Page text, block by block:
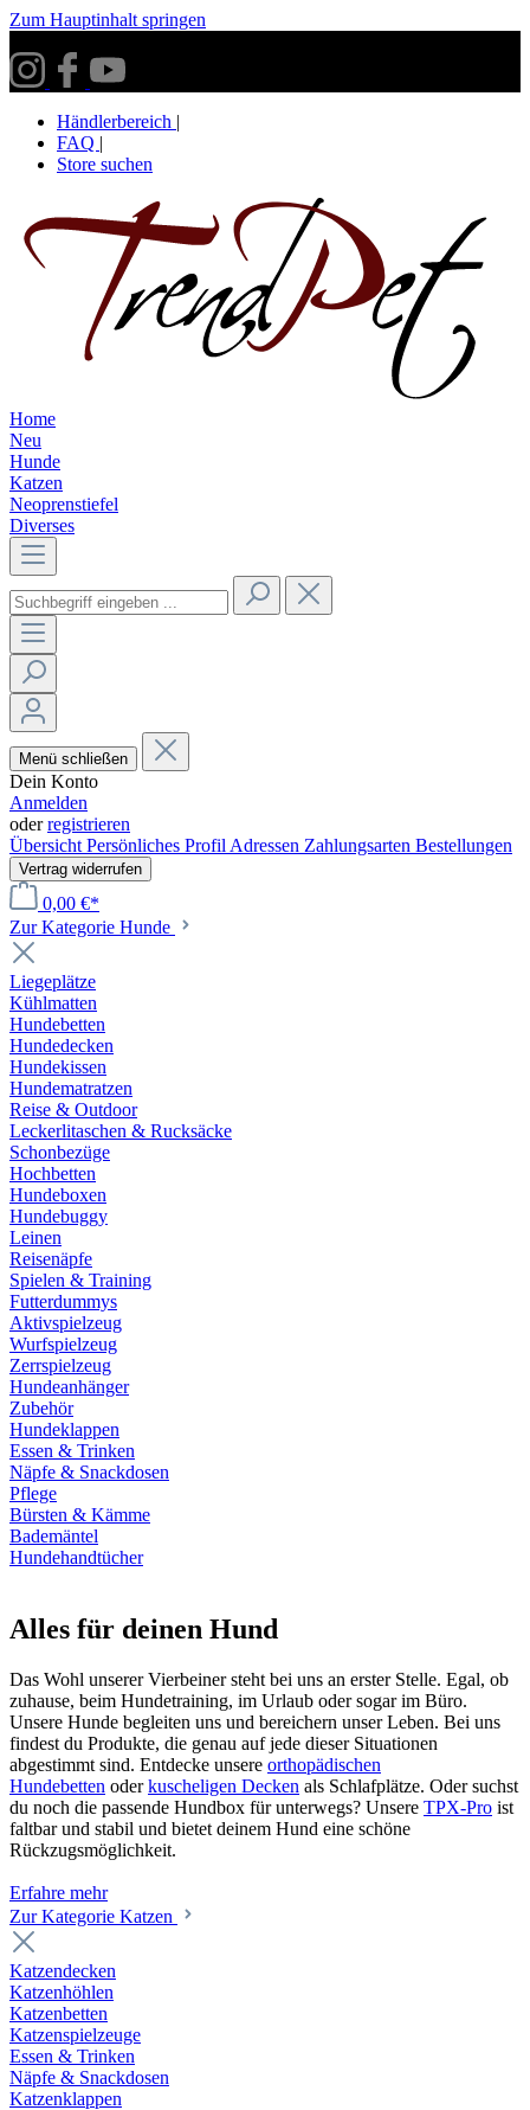
Zum Hauptinhalt springen
Händlerbereich |
FAQ |
Store suchen
Home
Neu
Hunde
Katzen
Neoprenstiefel
Diverses
Menü schließen
Dein Konto
Anmelden
oderregistrieren
Übersicht Persönliches Profil Adressen Zahlungsarten Bestellungen
Vertrag widerrufen
0,00 €*
Zur Kategorie Hunde
Liegeplätze
Kühlmatten
Hundebetten
Hundedecken
Hundekissen
Hundematratzen
Reise & Outdoor
Leckerlitaschen & Rucksäcke
Schonbezüge
Hochbetten
Hundeboxen
Hundebuggy
Leinen
Reisenäpfe
Spielen & Training
Futterdummys
Aktivspielzeug
Wurfspielzeug
Zerrspielzeug
Hundeanhänger
Zubehör
Hundeklappen
Essen & Trinken
Näpfe & Snackdosen
Pflege
Bürsten & Kämme
Bademäntel
Hundehandtücher
Alles für deinen Hund
Das Wohl unserer Vierbeiner steht bei uns an erster Stelle. Egal, ob
zuhause, beim Hundetraining, im Urlaub oder sogar im Büro.
Unsere Hunde begleiten uns und bereichern unser Leben. Bei uns
findest du Produkte, die genau auf jede dieser Situationen
abgestimmt sind. Entdecke unsere orthopädischen
Hundebetten oderkuscheligen Decken als Schlafplätze. Oder suchst
du noch die passende Hundbox für unterwegs? Unsere TPX-Pro ist
faltbar und stabil und bietet deinem Hund eine schöne
Rückzugsmöglichkeit.
Erfahre mehr
Zur Kategorie Katzen
Katzendecken
Katzenhöhlen
Katzenbetten
Katzenspielzeuge
Essen & Trinken
Näpfe & Snackdosen
Katzenklappen